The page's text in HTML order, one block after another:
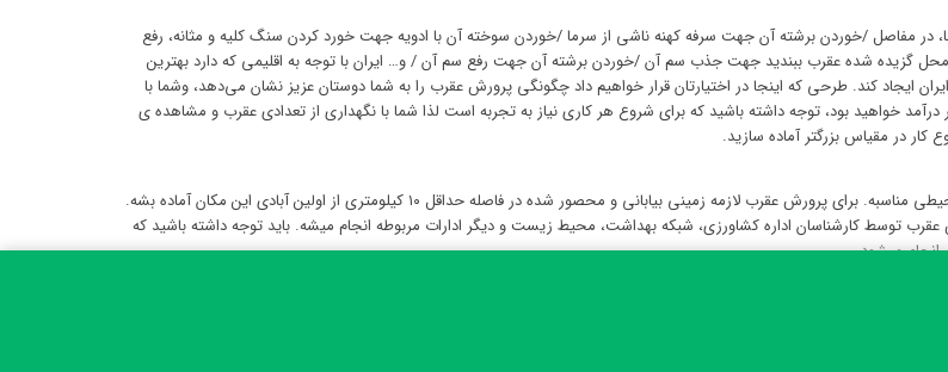
در مفاصل /خوردن برشته آن جهت سرفه کهنه ناشی از سرما /خوردن سوخته آن با ادویه جهت خورد کردن سنگ کلیه و مثانه، رفع
محل گزیده شده عقرب ببندید جهت جذب سم آن /خوردن برشته آن جهت رفع سم آن / و… ایران با توجه به اقلیمی که دارد بهترین
ایجاد کند. طرحی که اینجا در اختیارتان قرار خواهیم داد چگونگی پرورش عقرب را به شما دوستان عزیز نشان می‌دهد، وشما با
درآمد خواهید بود، توجه داشته باشید که برای شروع هر کاری نیاز به تجربه است لذا شما با نگهداری از تعدادی عقرب و مشاهده ی
در مقیاس بزرگتر آماده سازید.
برای کسب مجوز لازم جهت پرورش عقرب در ایران مهمترین مسأله دارا بودن شرایط محیطی مناسبه. برای پرورش عقرب لازمه زمینی بیابانی و محصور شده در فاصله حداقل ۱۰ کیلومتری از اولین آبادی این مکان آماده بشه.
توسط کارشناسان اداره کشاورزی، شبکه بهداشت، محیط زیست و دیگر ادارات مربوطه انجام میشه. باید توجه داشته باشید که
میشود.